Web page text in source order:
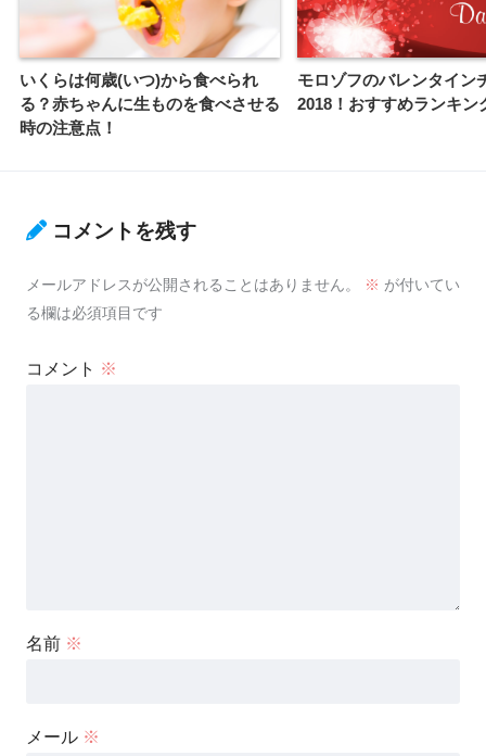
いくらは何歳(いつ)から食べられ
る？赤ちゃんに生ものを食べさせる
時の注意点！
モロゾフのバレンタイン
2018！おすすめランキン
コメントを残す
メールアドレスが公開されることはありません。 ※ が付いてい
る欄は必須項目です
コメント ※
名前 ※
メール ※